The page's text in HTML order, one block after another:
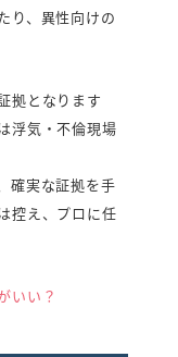
り、異性向けの
拠となります
浮気・不倫現場
確実な証拠を手
控え、プロに任
いい？